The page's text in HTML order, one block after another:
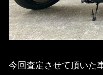
今回査定させて頂いた